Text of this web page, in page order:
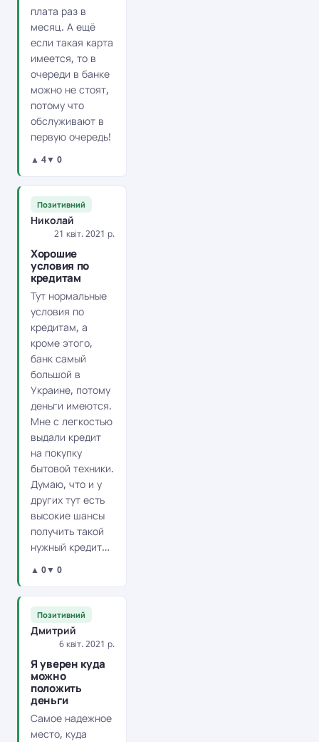
плата раз в
месяц. А ещё
если такая карта
имеется, то в
очереди в банке
можно не стоят,
потому что
обслуживают в
первую очередь!
▲ 4▼ 0
Позитивний
Николай
21 квіт. 2021 р.
Хорошие
условия по
кредитам
Тут нормальные
условия по
кредитам, а
кроме этого,
банк самый
большой в
Украине, потому
деньги имеются.
Мне с легкостью
выдали кредит
на покупку
бытовой техники.
Думаю, что и у
других тут есть
высокие шансы
получить такой
нужный кредит…
▲ 0▼ 0
Позитивний
Дмитрий
6 квіт. 2021 р.
Я уверен куда
можно
положить
деньги
Самое надежное
место, куда